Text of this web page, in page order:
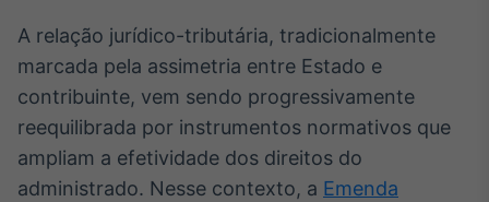
Broadcast
Plataforma para
negociação de
ativos
A relação jurídico-tributária, tradicionalmente
marcada pela assimetria entre Estado e
contribuinte, vem sendo progressivamente
reequilibrada por instrumentos normativos que
ampliam a efetividade dos direitos do
administrado. Nesse contexto, a Emenda